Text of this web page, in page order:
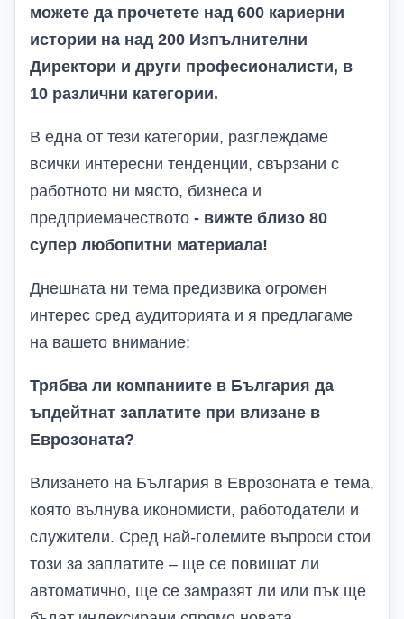
можете да прочетете над 600 кариерни
истории на над 200 Изпълнителни
Директори и други професионалисти, в
10 различни категории.
В една от тези категории, разглеждаме
всички интересни тенденции, свързани с
работното ни място, бизнеса и
предприемачеството - вижте близо 80
супер любопитни материала!
Днешната ни тема предизвика огромен
интерес сред аудиторията и я предлагаме
на вашето внимание:
Трябва ли компаниите в България да
ъпдейтнат заплатите при влизане в
Еврозоната?
Влизането на България в Еврозоната е тема,
която вълнува икономисти, работодатели и
служители. Сред най-големите въпроси стои
този за заплатите – ще се повишат ли
автоматично, ще се замразят ли или пък ще